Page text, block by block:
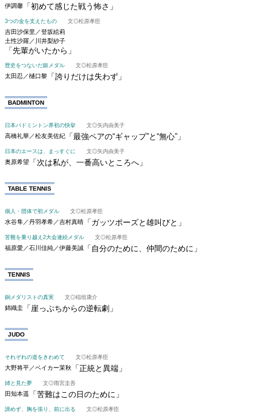
伊調馨 「初めて感じた戦う怖さ」
3つの金を支えたもの 文◎松原孝臣
吉田沙保里／登坂絵莉
土性沙羅／川井梨紗子
「先輩がいたから」
歴史をつないだ銀メダル 文◎松原孝臣
太田忍／樋口黎 「誇りだけは失わず」
BADMINTON
日本バドミントン界初の快挙 文◎矢内由美子
高橋礼華／松友美佐紀 「最強ペアの“ギャップ”と“無心”」
日本のエースは、まっすぐに 文◎矢内由美子
奥原希望 「次は私が、一番高いところへ」
TABLE TENNIS
個人・団体で初メダル 文◎松原孝臣
水谷隼／丹羽孝希／吉村真晴 「ガッツポーズと雄叫びと」
苦難を乗り越え2大会連続メダル 文◎松原孝臣
福原愛／石川佳純／伊藤美誠 「自分のために、仲間のために」
TENNIS
銅メダリストの真実 文◎稲垣康介
錦織圭 「崖っぷちからの逆転劇」
JUDO
それぞれの道をきわめて 文◎松原孝臣
大野将平／ベイカー茉秋 「正統と異端」
姉と見た夢 文◎雨宮圭吾
田知本遥 「苦難はこの日のために」
諦めず、胸を張り、前に出る 文◎松原孝臣